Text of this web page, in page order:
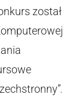
został
.